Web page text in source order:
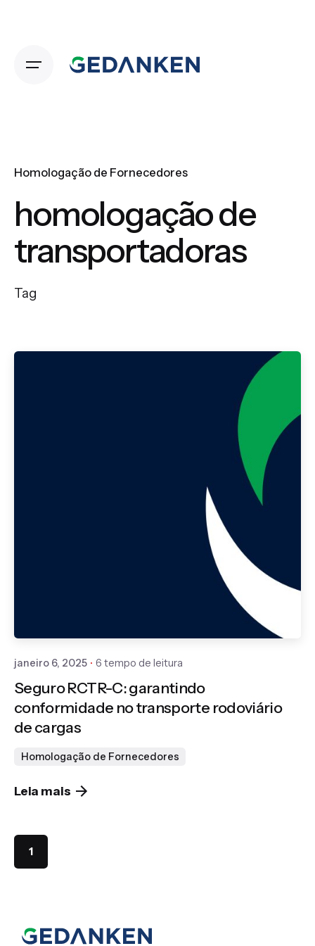
Homologação de Fornecedores
homologação de
transportadoras
Tag
janeiro 6, 2025 6 tempo de leitura
Seguro RCTR-C: garantindo
conformidade no transporte rodoviário
de cargas
Homologação de Fornecedores
Leia mais
1